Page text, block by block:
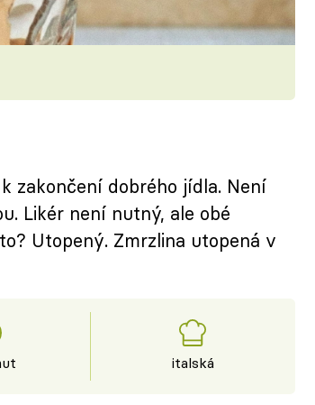
zakončení dobrého jídla. Není
Likér není nutný, ale obé
Utopený. Zmrzlina utopená v
italská